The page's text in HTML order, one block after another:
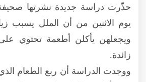
حذّرت دراسة جديدة نشرتها
يوم الاثنين من أن الملل يسبب
ويجعلهن يأكلن أطعمة تحتوي
زائدة.
ووجدت الدراسة أن ربع الطعام